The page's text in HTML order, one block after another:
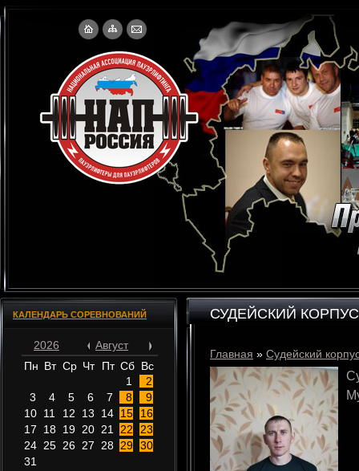
КАЛЕНДАРЬ СОРЕВНОВАНИЙ
2026
Август
Пн Вт Ср Чт Пт Сб Вс
1
2
3
4 5 6 7 8
9
10 11 12 13 14 15
16
17
18 19 20 21 22
23
24 25 26 27 28 29 30
31
СУДЕЙСКИЙ КОРПУС
Главная » Судейский